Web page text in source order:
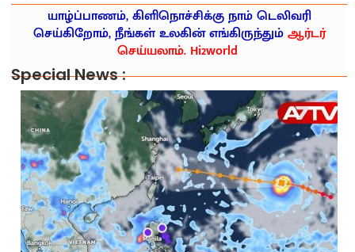
யாழ்ப்பாணம், கிளிநொச்சிக்கு நாம் டெலிவரி
செய்கிறோம், நீங்கள் உலகின் எங்கிருந்தும்ஆர்டர்
செய்யலாம். Hi2world
Special News :